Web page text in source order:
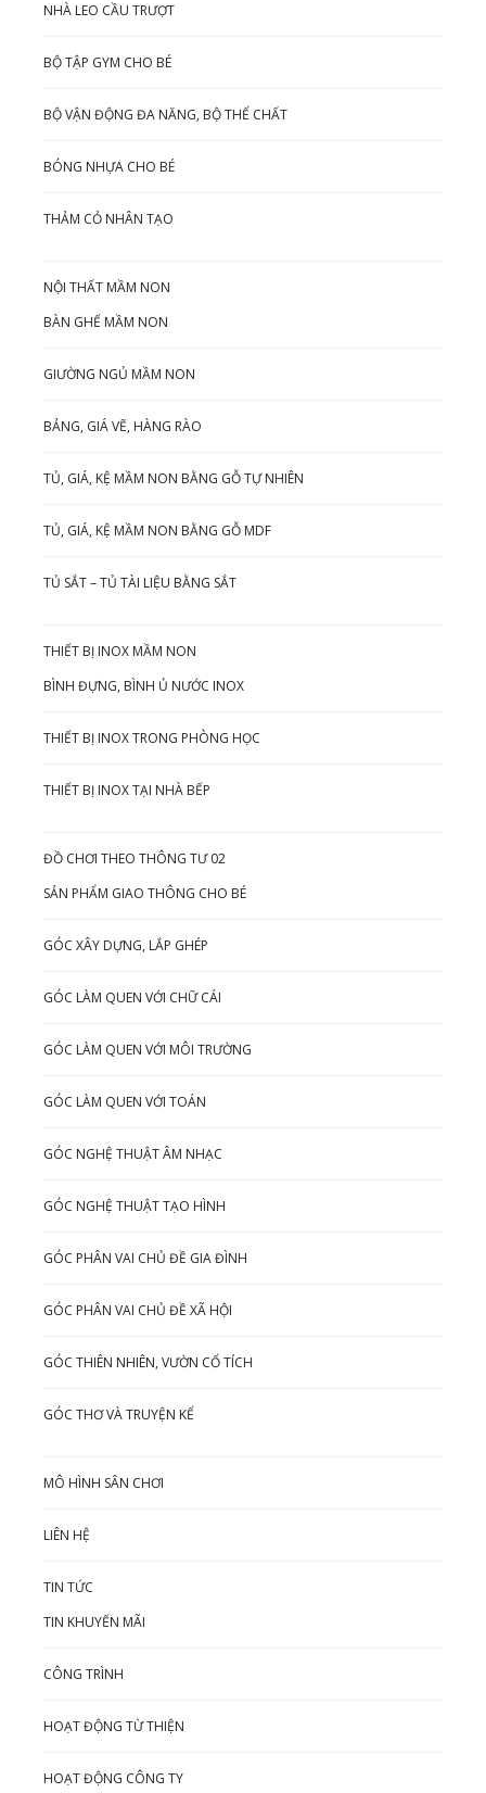
NHÀ LEO CẦU TRƯỢT
BỘ TẬP GYM CHO BÉ
BỘ VẬN ĐỘNG ĐA NĂNG, BỘ THỂ CHẤT
BÓNG NHỰA CHO BÉ
THẢM CỎ NHÂN TẠO
NỘI THẤT MẦM NON
BÀN GHẾ MẦM NON
GIƯỜNG NGỦ MẦM NON
BẢNG, GIÁ VẼ, HÀNG RÀO
TỦ, GIÁ, KỆ MẦM NON BẰNG GỖ TỰ NHIÊN
TỦ, GIÁ, KỆ MẦM NON BẰNG GỖ MDF
TỦ SẮT – TỦ TÀI LIỆU BẰNG SẮT
THIẾT BỊ INOX MẦM NON
BÌNH ĐỰNG, BÌNH Ủ NƯỚC INOX
THIẾT BỊ INOX TRONG PHÒNG HỌC
THIẾT BỊ INOX TẠI NHÀ BẾP
ĐỒ CHƠI THEO THÔNG TƯ 02
SẢN PHẨM GIAO THÔNG CHO BÉ
GÓC XÂY DỰNG, LẮP GHÉP
GÓC LÀM QUEN VỚI CHỮ CÁI
GÓC LÀM QUEN VỚI MÔI TRƯỜNG
GÓC LÀM QUEN VỚI TOÁN
GÓC NGHỆ THUẬT ÂM NHẠC
GÓC NGHỆ THUẬT TẠO HÌNH
GÓC PHÂN VAI CHỦ ĐỀ GIA ĐÌNH
GÓC PHÂN VAI CHỦ ĐỀ XÃ HỘI
GÓC THIÊN NHIÊN, VƯỜN CỔ TÍCH
GÓC THƠ VÀ TRUYỆN KỂ
MÔ HÌNH SÂN CHƠI
LIÊN HỆ
TIN TỨC
TIN KHUYẾN MÃI
CÔNG TRÌNH
HOẠT ĐỘNG TỪ THIỆN
HOẠT ĐỘNG CÔNG TY